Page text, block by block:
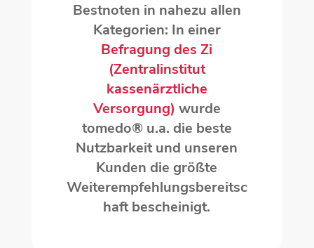
Bestnoten in nahezu allen
Kategorien: In einer
Befragung des Zi
(Zentralinstitut
kassenärztliche
Versorgung) wurde
tomedo® u.a. die beste
Nutzbarkeit und unseren
Kunden die größte
Weiterempfehlungsbereitsc
haft bescheinigt.